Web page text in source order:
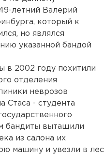
летний Валерий
который к
но являлся
указанной бандой
в 2002 году похитили
отделения
неврозов
Стаса - студента
бандиты вытащили
из салона их
машину и увезли в лес